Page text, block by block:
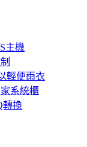
主機
輕便雨衣
系統櫃
轉換